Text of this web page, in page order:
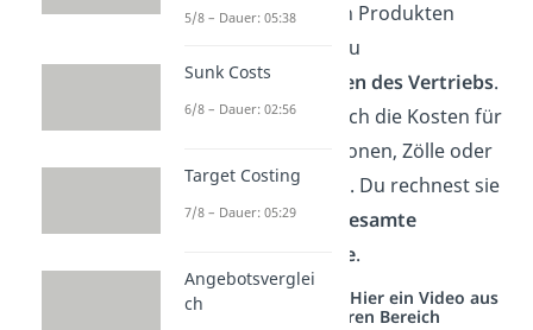
Verpackungen von Produkten
bezahlst, nennst du
Sondereinzelkosten des Vertriebs.
Darunter fallen auch die Kosten für
besondere Provisionen, Zölle oder
Ausgangsfrachten. Du rechnest sie
auch hier für die
gesamte
Endproduktmenge.
Studyflix vernetzt: Hier ein Video aus
einem anderen Bereich
5/8 – Dauer: 05:38
Sunk Costs
6/8 – Dauer: 02:56
Target Costing
7/8 – Dauer: 05:29
Angebotsverglei
ch